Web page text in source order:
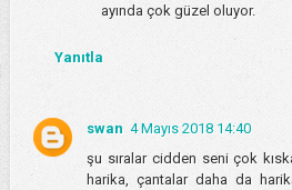
ayında çok güzel oluyor.
Yanıtla
swan 4 Mayıs 2018 14:40
şu sıralar cidden seni çok
harika, çantalar daha da